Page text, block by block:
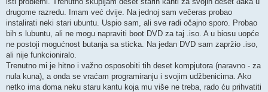
drugome razredu. Imam već dvije. Na jednoj sam večeras probao
instalirati neki stari ubuntu. Uspio sam, ali sve radi očajno sporo. Probao
bih s lubuntu, ali ne mogu napraviti boot DVD za taj .iso. A u biosu uopće
ne postoji mogućnost butanja sa sticka. Na jedan DVD sam zapržio .iso,
ali nije funkcioniralo.
Trenutno mi je hitno i važno osposobiti tih deset kompjutora (naravno - za
nula kuna), a onda se vraćam programiranju i svojim udžbenicima. Ako
netko ima doma neku staru kantu koja mu više ne treba, rado ću prihvatiti